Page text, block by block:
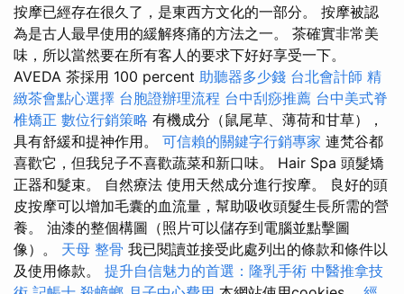
按摩已經存在很久了，是東西方文化的一部分。 按摩被認
為是古人最早使用的緩解疼痛的方法之一。 茶確實非常美
味，所以當然要在所有客人的要求下好好享受一下。
AVEDA 茶採用 100 percent 助聽器多少錢 台北會計師 精
緻茶會點心選擇 台胞證辦理流程 台中刮痧推薦 台中美式脊
椎矯正 數位行銷策略 有機成分（鼠尾草、薄荷和甘草），
具有舒緩和提神作用。 可信賴的關鍵字行銷專家 連梵谷都
喜歡它，但我兒子不喜歡蔬菜和新口味。 Hair Spa 頭髮矯
正器和髮束。 自然療法 使用天然成分進行按摩。 良好的頭
皮按摩可以增加毛囊的血流量，幫助吸收頭髮生長所需的營
養。 油漆的整個構圖（照片可以儲存到電腦並點擊圖
像）。 天母 整骨 我已閱讀並接受此處列出的條款和條件以
及使用條款。 提升自信魅力的首選：隆乳手術 中醫推拿技